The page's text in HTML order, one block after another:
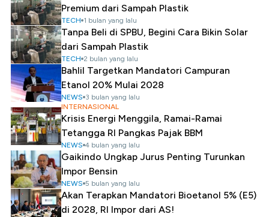
Premium dari Sampah Plastik
TECH 1 bulan yang lalu
Tanpa Beli di SPBU, Begini Cara Bikin Solar
dari Sampah Plastik
TECH 2 bulan yang lalu
Bahlil Targetkan Mandatori Campuran
Etanol 20% Mulai 2028
NEWS 3 bulan yang lalu
INTERNASIONAL
Krisis Energi Menggila, Ramai-Ramai
Tetangga RI Pangkas Pajak BBM
NEWS 4 bulan yang lalu
Gaikindo Ungkap Jurus Penting Turunkan
Impor Bensin
NEWS 5 bulan yang lalu
Akan Terapkan Mandatori Bioetanol 5% (E5)
di 2028, RI Impor dari AS!